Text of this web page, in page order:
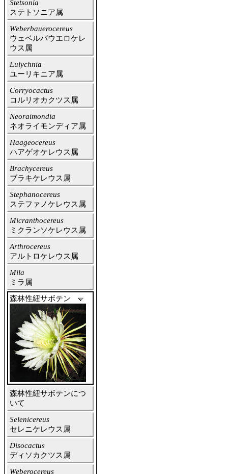
Stetsonia
ステトソニア属
Weberbauerocereus
ウェベルバウエロケレ
ウス属
Eulychnia
ユーリキニア属
Corryocactus
コルリオカクツス属
Neoraimondia
ネオライモンディア属
Haageocereus
ハアゲオケレウス属
Brachycereus
ブラキケレウス属
Stephanocereus
ステファノケレウス属
Micranthocereus
ミクランソケレウス属
Arthrocereus
アルトロケレウス属
Mila
ミラ属
森林性紐サボテン
森林性紐サボテンにつ
いて
Selenicereus
セレニケレウス属
Disocactus
ディソカクツス属
Weberocereus